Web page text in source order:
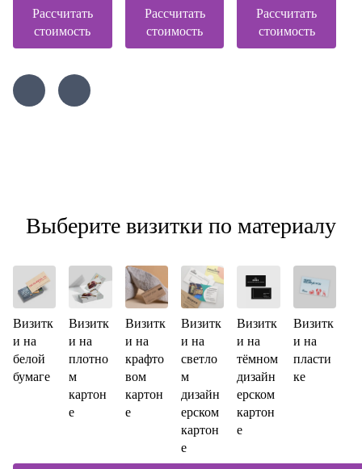
Рассчитать
стоимость
Рассчитать
стоимость
Рассчитать
стоимость
Выберите визитки по материалу
Визитк
и на
белой
бумаге
Визитк
и на
плотно
м
картон
е
Визитк
и на
крафто
вом
картон
е
Визитк
и на
светло
м
дизайн
ерском
картон
е
Визитк
и на
тёмном
дизайн
ерском
картон
е
Визитк
и на
пласти
ке